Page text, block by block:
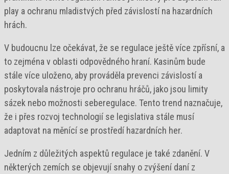
play a ochranu mladistvých před závislostí na hazardních
hrách.
V budoucnu lze očekávat, že se regulace ještě více zpřísní, a
to zejména v oblasti odpovědného hraní. Kasinům bude
stále více uloženo, aby prováděla prevenci závislostí a
poskytovala nástroje pro ochranu hráčů, jako jsou limity
sázek nebo možnosti seberegulace. Tento trend naznačuje,
že i přes rozvoj technologií se legislativa stále musí
adaptovat na měnící se prostředí hazardních her.
Jedním z důležitých aspektů regulace je také zdanění. V
některých zemích se objevují snahy o zvýšení daní z